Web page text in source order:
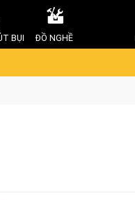
BỤI ĐỒ NGHỀ